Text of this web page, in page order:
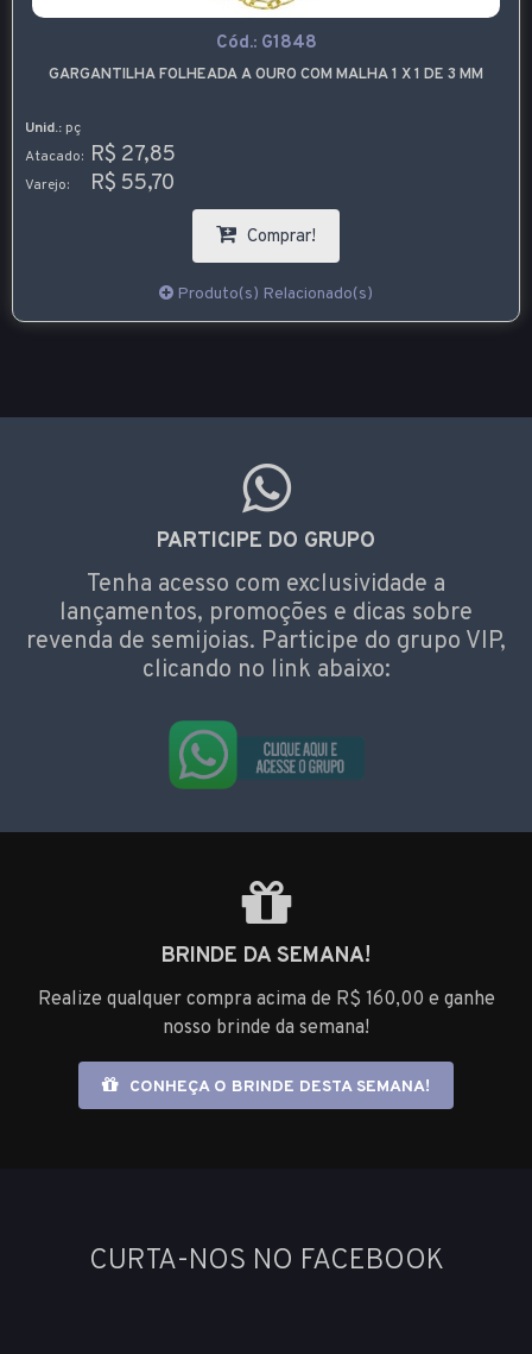
Cód.: G1848
GARGANTILHA FOLHEADA A OURO COM MALHA 1 X 1 DE 3 MM
Unid.: pç
Atacado: R$ 27,85
Varejo: R$ 55,70
Comprar!
Produto(s) Relacionado(s)
PARTICIPE DO GRUPO
Tenha acesso com exclusividade a
lançamentos, promoções e dicas sobre
revenda de semijoias. Participe do grupo VIP,
clicando no link abaixo:
BRINDE DA SEMANA!
Realize qualquer compra acima de R$ 160,00 e ganhe
nosso brinde da semana!
CONHEÇA O BRINDE DESTA SEMANA!
CURTA-NOS NO FACEBOOK